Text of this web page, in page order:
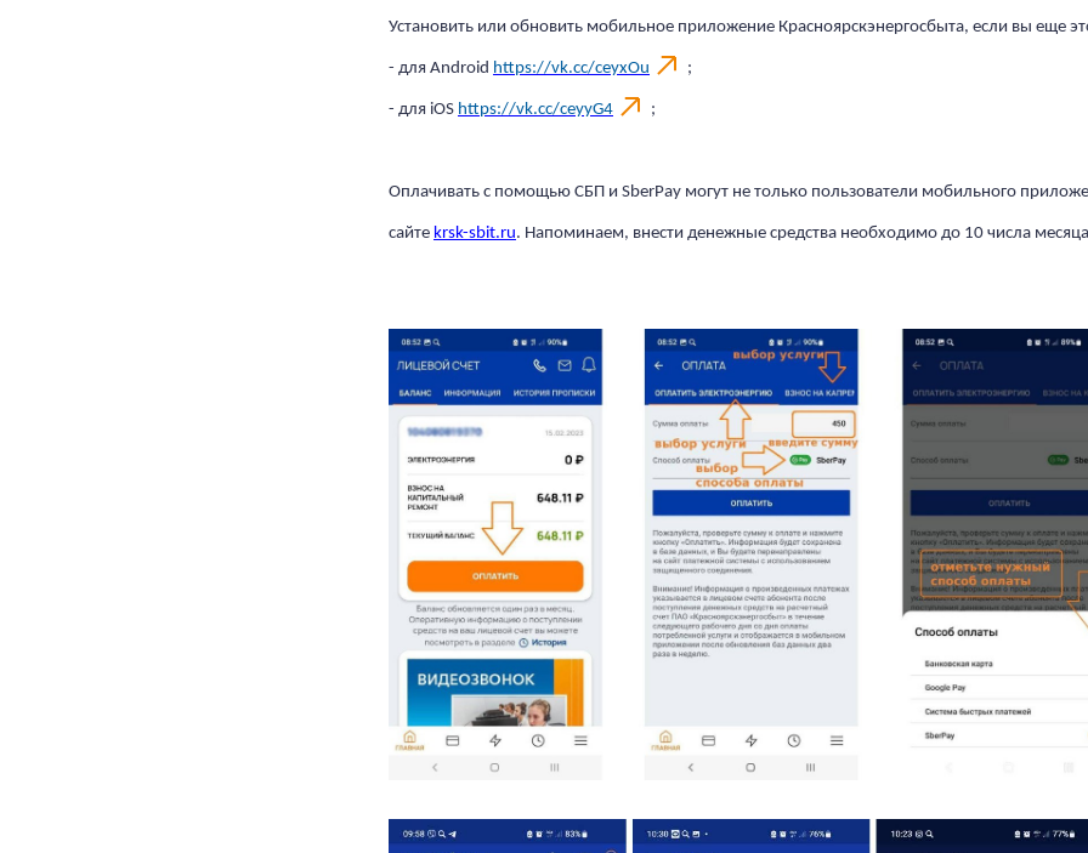
Установить или обновить мобильное приложение Красноярскэнергосбыта, если вы еще
- для Android https://vk.cc/ceyxOu ;
- для iOS https://vk.cc/ceyyG4 ;
Оплачивать с помощью СБП и SberPay могут не только пользователи мобильного
сайте krsk-sbit.ru. Напоминаем, внести денежные средства необходимо до 10 числа